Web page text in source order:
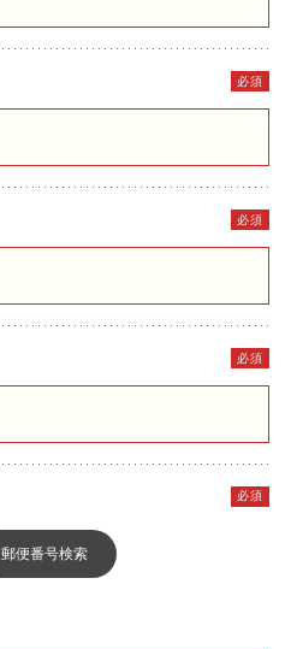
必須
必須
必須
必須
郵便番号検索